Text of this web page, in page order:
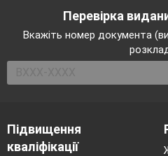
Перевірка
Вкажіть номер документа
Підвищення
кваліфікації